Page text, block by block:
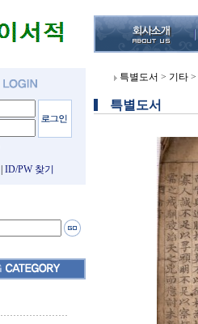
ID/PW 찾기
특별도서 > 기타 >
특별도서